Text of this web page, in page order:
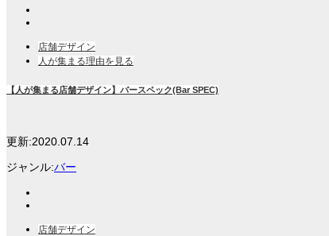
店舗デザイン
人が集まる理由を見る
【人が集まる店舗デザイン】バースペック(Bar SPEC)
更新:2020.07.14
ジャンル:バー
店舗デザイン